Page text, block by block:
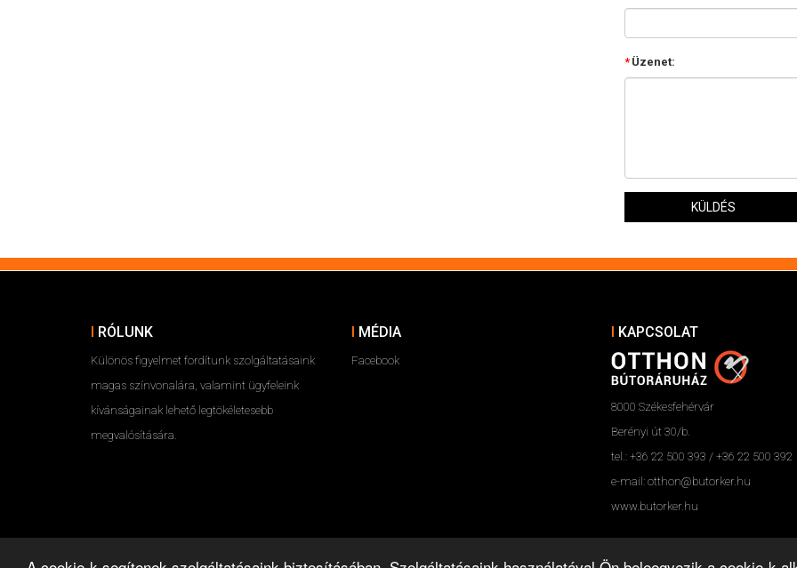
* Üzenet:
KÜLDÉS
RÓLUNK
Különös figyelmet fordítunk szolgáltatásaink
magas színvonalára, valamint ügyfeleink
kívánságainak lehető legtökéletesebb
megvalósítására.
MÉDIA
Facebook
KAPCSOLAT
8000 Székesfehérvár
Berényi út 30/b.
tel.: +36 22 500 393 / +36 22 500 392
e-mail: otthon@butorker.hu
www.butorker.hu